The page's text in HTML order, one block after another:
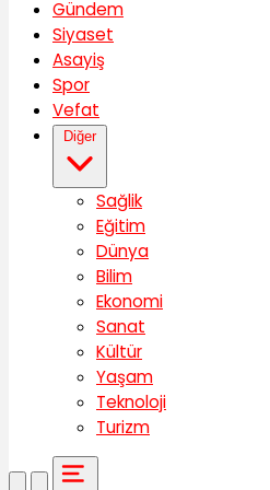
Gündem
Siyaset
Asayiş
Spor
Vefat
Diğer
Sağlik
Eğitim
Dünya
Bilim
Ekonomi
Sanat
Kültür
Yaşam
Teknoloji
Turizm